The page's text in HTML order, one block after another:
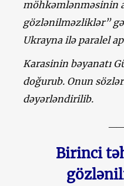
möhkəmlənməsinin
gözlənilməzliklər”
Ukrayna ilə paralel
Karasinin bəyanatı
doğurub. Onun
dəyərləndirilib.
Birinci